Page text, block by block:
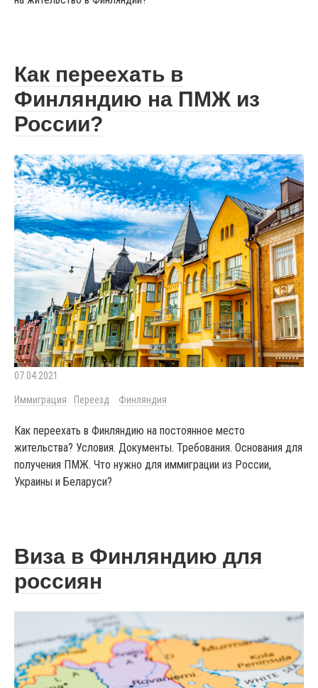
Как переехать в
Финляндию на ПМЖ из
России?
07.04.2021
Иммиграция Переезд Финляндия
Как переехать в Финляндию на постоянное место
жительства? Условия. Документы. Требования. Основания для
получения ПМЖ. Что нужно для иммиграции из России,
Украины и Беларуси?
Виза в Финляндию для
россиян